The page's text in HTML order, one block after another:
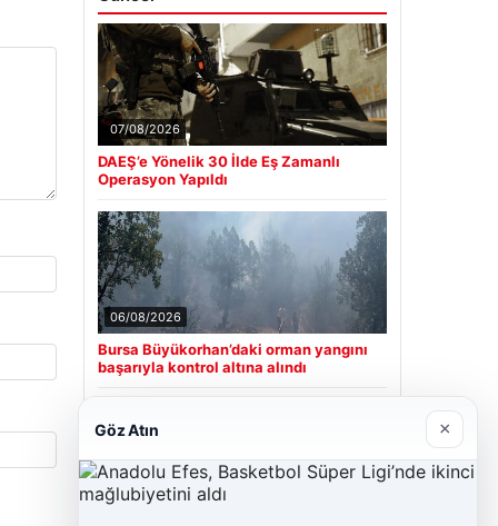
07/08/2026
DAEŞ’e Yönelik 30 İlde Eş Zamanlı
Operasyon Yapıldı
06/08/2026
Bursa Büyükorhan’daki orman yangını
başarıyla kontrol altına alındı
Son Eklenen Firmalar
Cengiz Sigorta
Göz Atın ×